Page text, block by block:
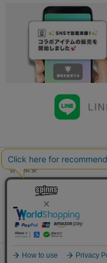
会社概要
店舗一覧
特定商取引法に基づく表示
お問い合わせ